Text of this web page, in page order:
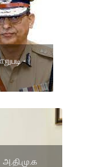
-
அ.தி.மு.க